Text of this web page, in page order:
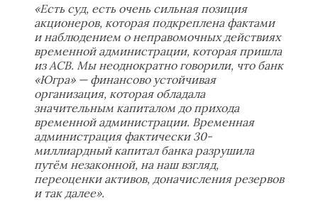
«Есть суд, есть очень сильная позиция
акционеров, которая подкреплена фактами
и наблюдением о неправомочных действиях
временной администрации, которая пришла
из АСВ. Мы неоднократно говорили, что банк
«Югра» — финансово устойчивая
организация, которая обладала
значительным капиталом до прихода
временной администрации. Временная
администрация фактически 30-
миллиардный капитал банка разрушила
путём незаконной, на наш взгляд,
переоценки активов, доначисления резервов
и так далее».